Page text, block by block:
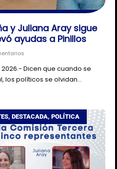
y Juliana Aray sigue
ayudas a Pinillos
2026.- Dicen que cuando se
los políticos se olvidan…
,DESTACADA,POLÍTICA